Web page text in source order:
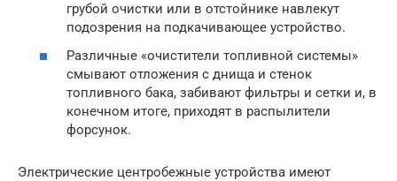
грубой очистки или в отстойнике навлекут
подозрения на подкачивающее устройство.
Различные «очистители топливной системы»
смывают отложения с днища и стенок
топливного бака, забивают фильтры и сетки и, в
конечном итоге, приходят в распылители
форсунок.
Электрические центробежные устройства имеют